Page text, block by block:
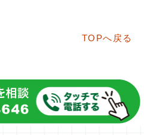
TOPへ戻る